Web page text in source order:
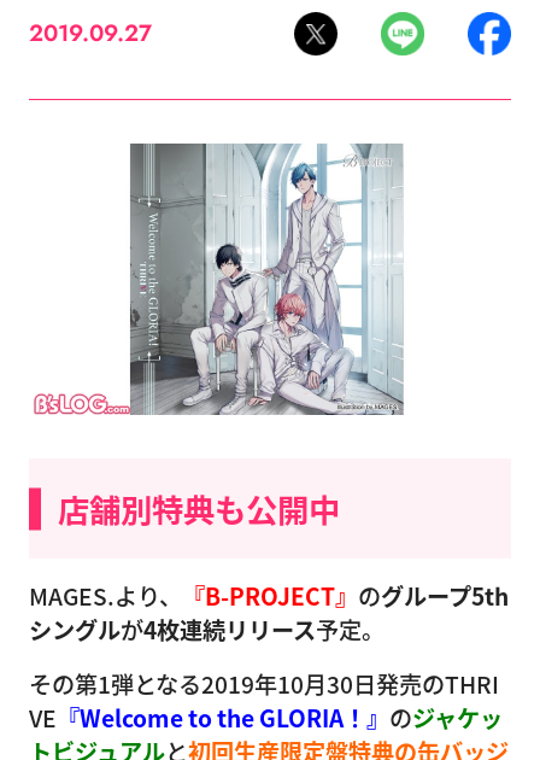
2019.09.27
店舗別特典も公開中
MAGES.より、 『B-PROJECT』 のグループ5th
シングルが4枚連続リリース予定。
その第1弾となる2019年10月30日発売のTHRI
VE 『Welcome to the GLORIA！』 のジャケッ
トビジュアルと初回生産限定盤特典の缶バッジ